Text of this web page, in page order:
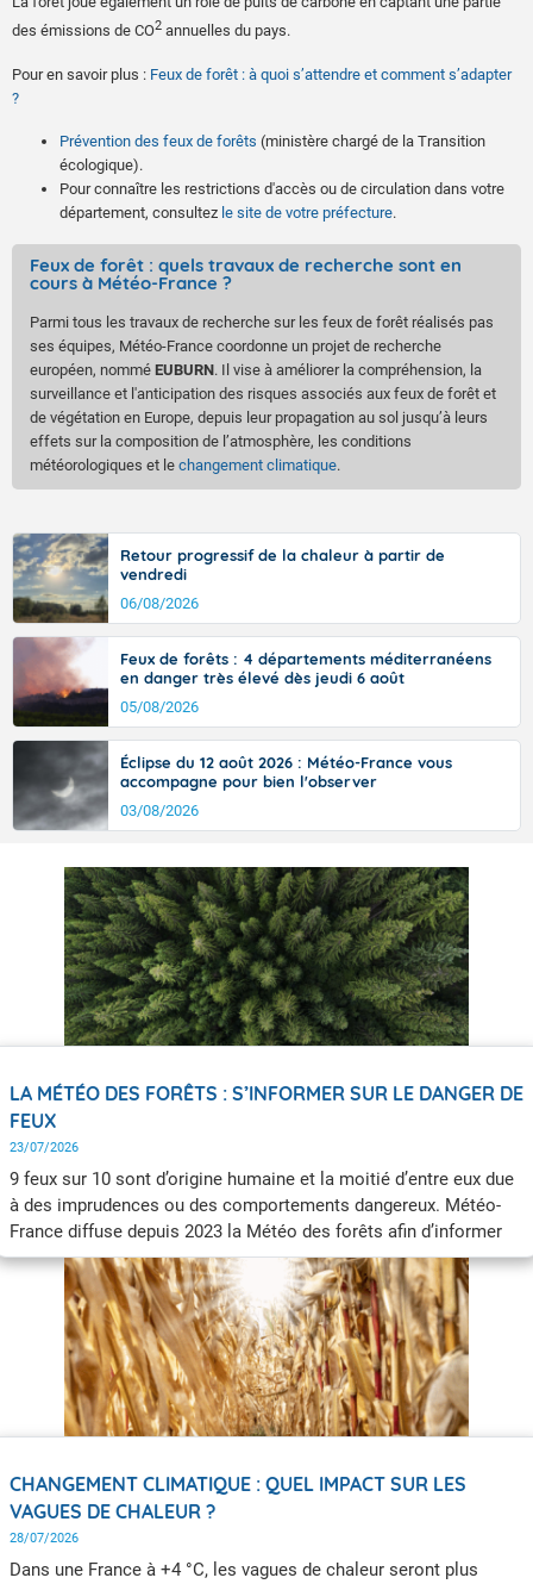
des émissions de CO2 annuelles du pays.
Pour en savoir plus : Feux de forêt : à quoi s’attendre et comment s’adapter
?
Prévention des feux de forêts (ministère chargé de la Transition
écologique).
Pour connaître les restrictions d'accès ou de circulation dans votre
département, consultez le site de votre préfecture.
Feux de forêt : quels travaux de recherche sont en
cours à Météo-France ?
Parmi tous les travaux de recherche sur les feux de forêt réalisés pas
ses équipes, Météo-France coordonne un projet de recherche
européen, nommé EUBURN. Il vise à améliorer la compréhension, la
surveillance et l'anticipation des risques associés aux feux de forêt et
de végétation en Europe, depuis leur propagation au sol jusqu’à leurs
effets sur la composition de l’atmosphère, les conditions
météorologiques et le changement climatique.
Retour progressif de la chaleur à partir de
vendredi
06/08/2026
Feux de forêts : 4 départements méditerranéens
en danger très élevé dès jeudi 6 août
05/08/2026
Éclipse du 12 août 2026 : Météo-France vous
accompagne pour bien l'observer
03/08/2026
LA MÉTÉO DES FORÊTS : S’INFORMER SUR LE DANGER DE
FEUX
23/07/2026
9 feux sur 10 sont d’origine humaine et la moitié d’entre eux due
à des imprudences ou des comportements dangereux. Météo-
France diffuse depuis 2023 la Météo des forêts afin d’informer
quotidiennement le public sur le niveau de danger de feux de
forêts et faire connaître les bons gestes pour éviter les départs
d’incendie.
CHANGEMENT CLIMATIQUE : QUEL IMPACT SUR LES
VAGUES DE CHALEUR ?
28/07/2026
Dans une France à +4 °C, les vagues de chaleur seront plus